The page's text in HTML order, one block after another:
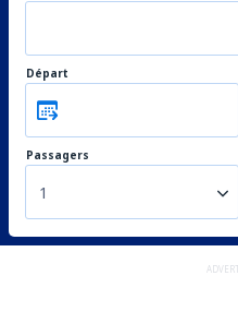
Départ
Passagers
1